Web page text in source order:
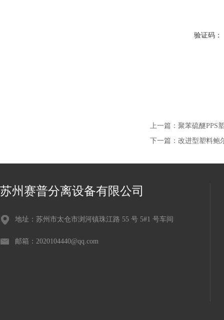
验证码：
上一篇： 聚苯硫醚PPS
下一篇： 改进型塑料鲍
苏州赛普分离设备有限公司
地址：苏州市太仓市浏河镇珠江路 55 号 5#1 号车间
邮箱：2020104440@qq.com